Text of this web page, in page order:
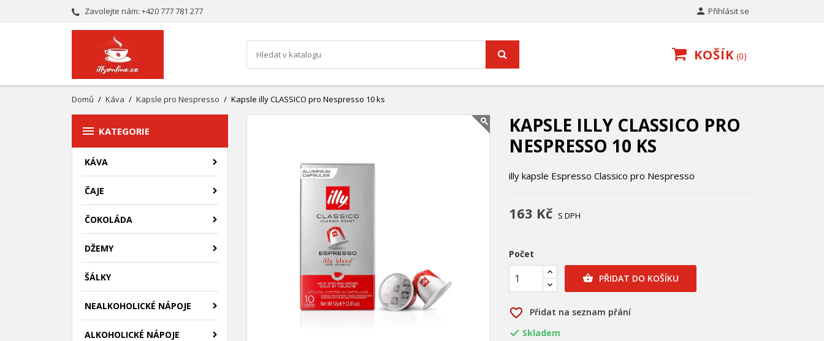
Zavolejte nám: +420 777 781 277  Přihlásit se
KOŠÍK 0
Domů Káva Kapsle pro Nespresso Kapsle illy CLASSICO pro Nespresso 10 ks
 KATEGORIE
KÁVA
ČAJE
ČOKOLÁDA
DŽEMY
ŠÁLKY
NEALKOHOLICKÉ NÁPOJE
ALKOHOLICKÉ NÁPOJE
KAPSLE ILLY CLASSICO PRO
NESPRESSO 10 KS
illy kapsle Espresso Classico pro Nespresso
163 Kč S DPH
Počet
 PŘIDAT DO KOŠÍKU
favorite_border Přidat na seznam přání
 Skladem